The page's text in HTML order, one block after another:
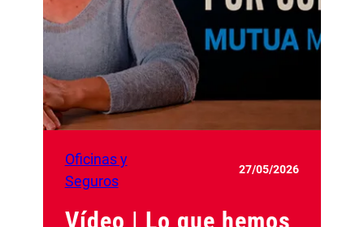
Oficinas y
Seguros
27/05/2026
Vídeo | Lo que hemos